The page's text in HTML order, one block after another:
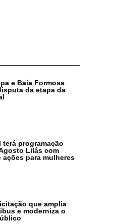
e Baía Formosa
da etapa da
terá programação
Lilás com
ações para mulheres
que amplia
e moderniza o